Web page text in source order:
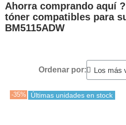
Ahorra comprando aquí
tóner compatibles para
BM5115ADW
Ordenar por:
-35% Últimas unidades en stock